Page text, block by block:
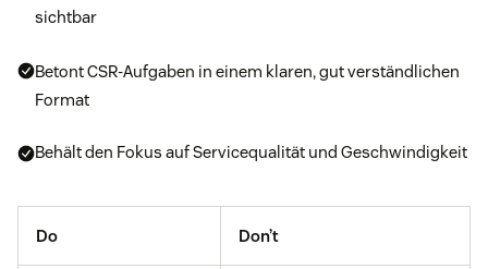
sichtbar
Betont CSR-Aufgaben in einem klaren, gut verständlichen
Format
Behält den Fokus auf Servicequalität und Geschwindigkeit
Do Don’t